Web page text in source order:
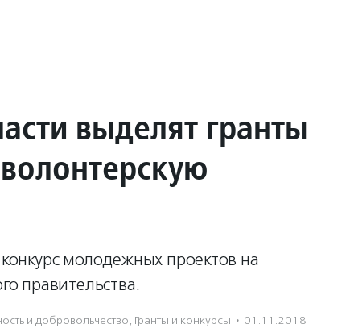
выделят гранты
молодежных проектов на
правительства.
и доброволь­чест­во, Гранты и конкурсы · 01.11.2018